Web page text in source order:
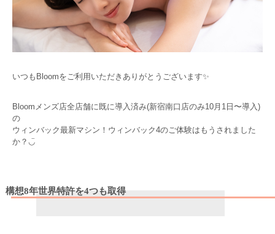
いつもBloomをご利用いただきありがとうございます✨
Bloomメンズ店全店舗に既に導入済み(新宿南口店のみ10月1日〜導入)
の
ウィンバック最新マシン！ウィンバック4のご体験はもうされました
か？ ◡̈
構想8年世界特許を4つも取得